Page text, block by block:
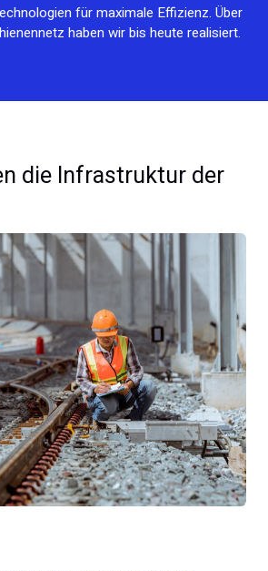
für maximale Effizienz. Über
haben wir bis heute realisiert.
die Infrastruktur der